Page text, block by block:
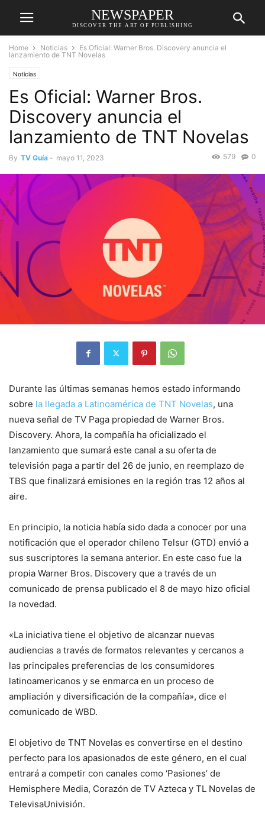
NEWSPAPER
DISCOVER THE ART OF PUBLISHING
Home Noticias
Es Oficial: Warner Bros. Discovery anuncia el
lanzamiento de TNT Novelas
Noticias
Es Oficial: Warner Bros.
Discovery anuncia el
lanzamiento de TNT Novelas
By TV Guía - mayo 11, 2023 0
579
Durante las últimas semanas hemos estado informando
sobre la llegada a Latinoamérica de TNT Novelas, una
nueva señal de TV Paga propiedad de Warner Bros.
Discovery. Ahora, la compañía ha oficializado el
lanzamiento que sumará este canal a su oferta de
televisión paga a partir del 26 de junio, en reemplazo de
TBS que finalizará emisiones en la región tras 12 años al
aire.
En principio, la noticia había sido dada a conocer por una
notificación que el operador chileno Telsur (GTD) envió a
sus suscriptores la semana anterior. En este caso fue la
propia Warner Bros. Discovery que a través de un
comunicado de prensa publicado el 8 de mayo hizo oficial
la novedad.
«La iniciativa tiene el objetivo de alcanzar nuevas
audiencias a través de formatos relevantes y cercanos a
las principales preferencias de los consumidores
latinoamericanos y se enmarca en un proceso de
ampliación y diversificación de la compañía», dice el
comunicado de WBD.
El objetivo de TNT Novelas es convertirse en el destino
perfecto para los apasionados de este género, en el cual
entrará a competir con canales como ‘Pasiones’ de
Hemisphere Media, Corazón de TV Azteca y TL Novelas de
TelevisaUnivisión.